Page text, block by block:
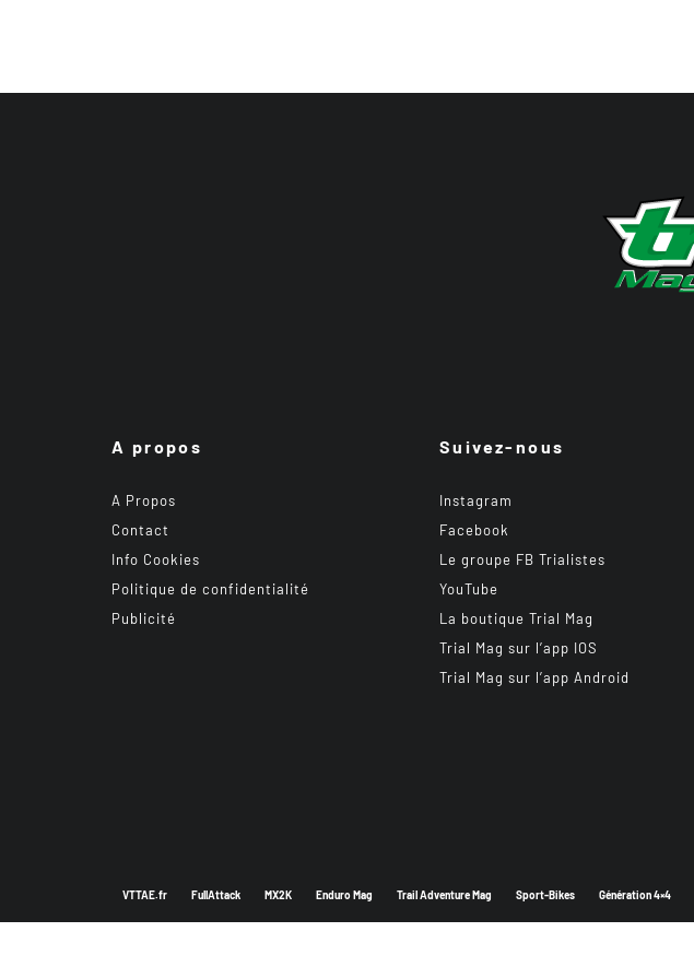
A propos
A Propos
Contact
Info Cookies
Politique de confidentialité
Publicité
Suivez-nous
Instagram
Facebook
Le groupe FB Trialistes
YouTube
La boutique Trial Mag
Trial Mag sur l’app IOS
Trial Mag sur l’app Android
VTTAE.fr FullAttack MX2K Enduro Mag Trail Adventure Mag Sport-Bikes Génération 4×4